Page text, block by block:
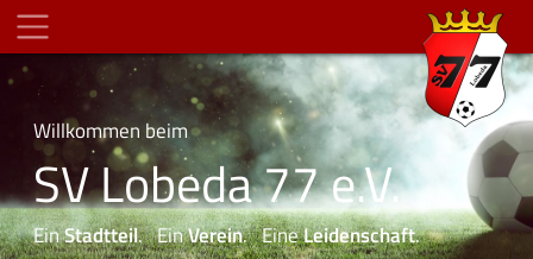
Willkommen beim
SV Lobeda 77 e.V.
EinStadtteil. EinVerein. EineLeidenschaft.